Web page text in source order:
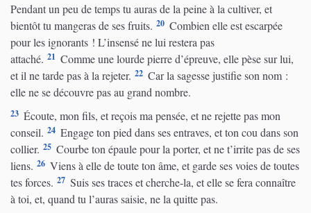
Pendant un peu de temps tu auras de la peine à la cultiver, et
bientôt tu mangeras de ses fruits. 20 Combien elle est escarpée
pour les ignorants ! L’insensé ne lui restera pas
attaché. 21 Comme une lourde pierre d’épreuve, elle pèse sur lui,
et il ne tarde pas à la rejeter. 22 Car la sagesse justifie son nom :
elle ne se découvre pas au grand nombre.
23 Écoute, mon fils, et reçois ma pensée, et ne rejette pas mon
conseil. 24 Engage ton pied dans ses entraves, et ton cou dans son
collier. 25 Courbe ton épaule pour la porter, et ne t’irrite pas de ses
liens. 26 Viens à elle de toute ton âme, et garde ses voies de toutes
tes forces. 27 Suis ses traces et cherche-la, et elle se fera connaître
à toi, et, quand tu l’auras saisie, ne la quitte pas.